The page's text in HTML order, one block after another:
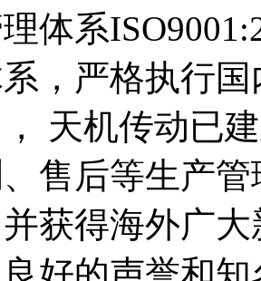
体系
，严格执行
天机传动已
售后等生产
获得海外广
好的声誉和知